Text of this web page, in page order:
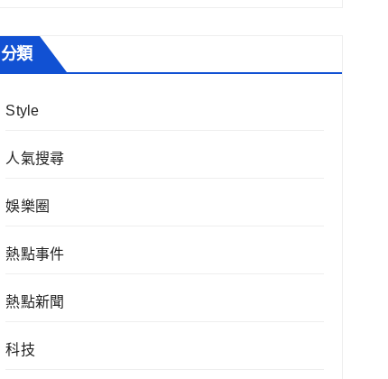
分類
Style
人氣搜尋
娛樂圈
熱點事件
熱點新聞
科技